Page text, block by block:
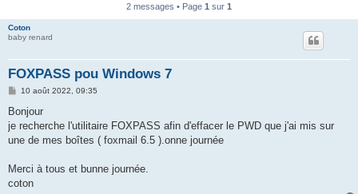
2 messages • Page 1 sur 1
Coton
baby renard
FOXPASS pou Windows 7
M
s
a
g
10 août 2022, 09:35
Bonjour
je recherche l'utilitaire FOXPASS afin d'effacer le PWD que j'ai mis sur
une de mes boîtes ( foxmail 6.5 ).onne journée
Merci à tous et bunne journée.
coton